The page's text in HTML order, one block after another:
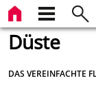
Düste
DAS VEREINFACHTE